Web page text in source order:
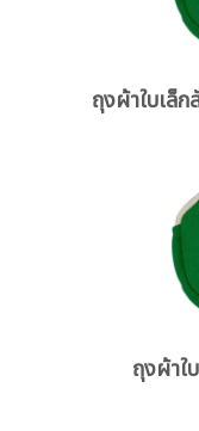
ถุงผ้าใบเล็
ถุงผ้าใ